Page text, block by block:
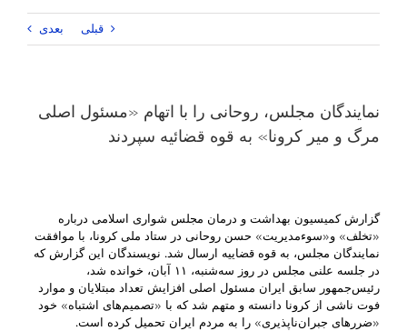
قبلی بعدی
نمایندگان مجلس، روحانی را با اتهام «مسئول اصلی
مرگ و میر کرونا» به قوه قضائیه سپردند
گزارش کمیسیون بهداشت و درمان مجلس شواری اسلامی درباره
«تخلف» و«سوءمدیریت» حسن روحانی در ستاد ملی کرونا، با موافقت
نمایندگان مجلس، به قوه قضاییه ارسال شد. نویسندگان این گزارش که
در جلسه علنی مجلس در روز سه‌شنبه، ۱۱ آبان، خوانده شد،
رئیس‌جمهور سابق ایران مسئول اصلی افزایش تعداد مبتلایان و موارد
فوت ناشی از کرونا دانسته‌ و متهم‌ شد که با «تصمیم‌های اشتباه» خود
«ضررهای جبران‌ناپذیری» را به مردم ایران تحمیل کرده است.